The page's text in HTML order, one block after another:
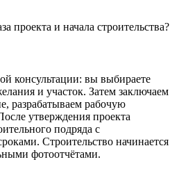
проекта и начала строительства?
консультации: вы выбираете
и участок. Затем заключаем
разрабатываем рабочую
утверждения проекта
подряда с
Строительство начинается
фотоотчётами.